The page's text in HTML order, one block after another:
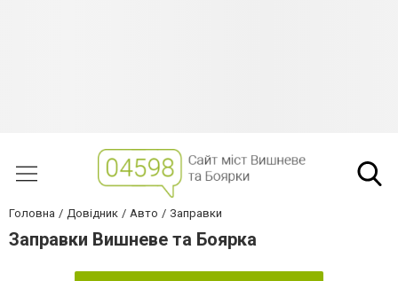
Головна Довідник Авто Заправки
Заправки Вишневе та Боярка